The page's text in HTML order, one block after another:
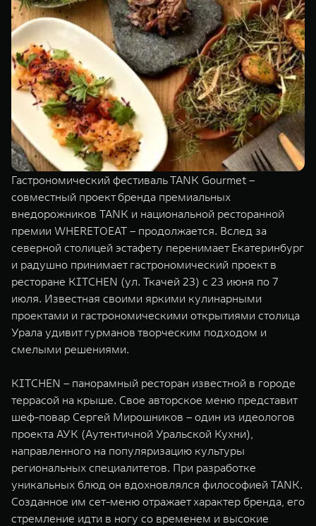
TANK 500
Веди за собой
от 6 499 000 ₽
TANK 700
Сила
от 10 199
WEY 07
Расширяя границы комфорта
от 6 149 000 ₽
WEY 05
WEY 80 WEY 80
TANK Финансы
Корпоративным клиентам
TANK ФИНАНСЫ
TANK Кредит
TANK Лизинг
TANK Страхование
Сервис
Специальные предложения
Моторные масла
ЦИФРОВЫЕ СЕРВИСЫ TANK
Цифровые сервисы TANK
Подписки
Гастрономический фестиваль TANK Gourmet –
совместный проект бренда премиальных
внедорожников TANK и национальной ресторанной
премии WHERETOEAT – продолжается. Вслед за
северной столицей эстафету перенимает Екатеринбург
и радушно принимает гастрономический проект в
ресторане KITCHEN (ул. Ткачей 23) с 23 июня по 7
июля. Известная своими яркими кулинарными
проектами и гастрономическими открытиями столица
Урала удивит гурманов творческим подходом и
смелыми решениями.
KITCHEN – панорамный ресторан известной в городе
террасой на крыше. Свое авторское меню представит
шеф-повар Сергей Мирошников – один из идеологов
проекта АУК (Аутентичной Уральской Кухни),
направленного на популяризацию культуры
региональных специалитетов. При разработке
уникальных блюд он вдохновлялся философией TANK.
Созданное им сет-меню отражает характер бренда, его
стремление идти в ногу со временем и высокие